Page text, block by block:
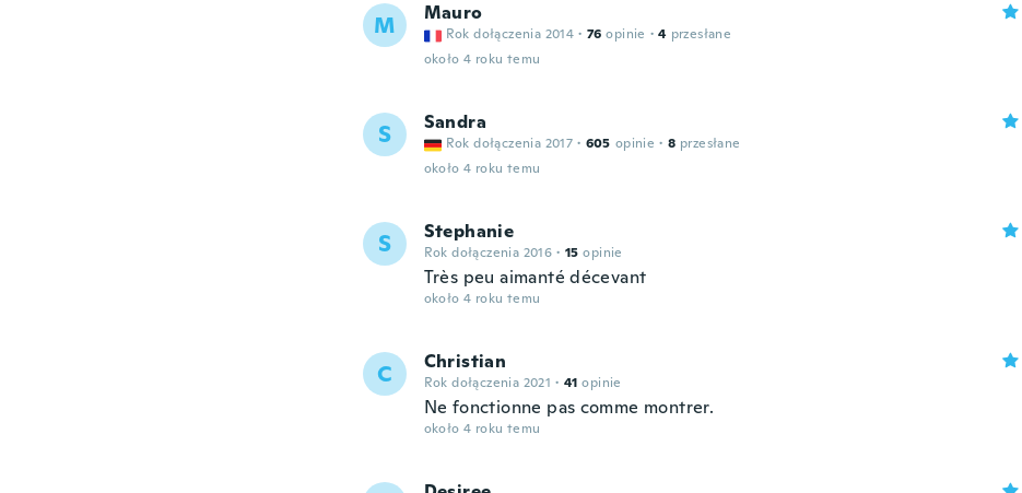
M Mauro
Rok dołączenia 2014 · 76 opinie · 4 przesłane
około 4 roku temu
S Sandra
Rok dołączenia 2017 · 605 opinie · 8 przesłane
około 4 roku temu
S Stephanie
Rok dołączenia 2016 · 15 opinie
Très peu aimanté décevant
około 4 roku temu
C Christian
Rok dołączenia 2021 · 41 opinie
Ne fonctionne pas comme montrer.
około 4 roku temu